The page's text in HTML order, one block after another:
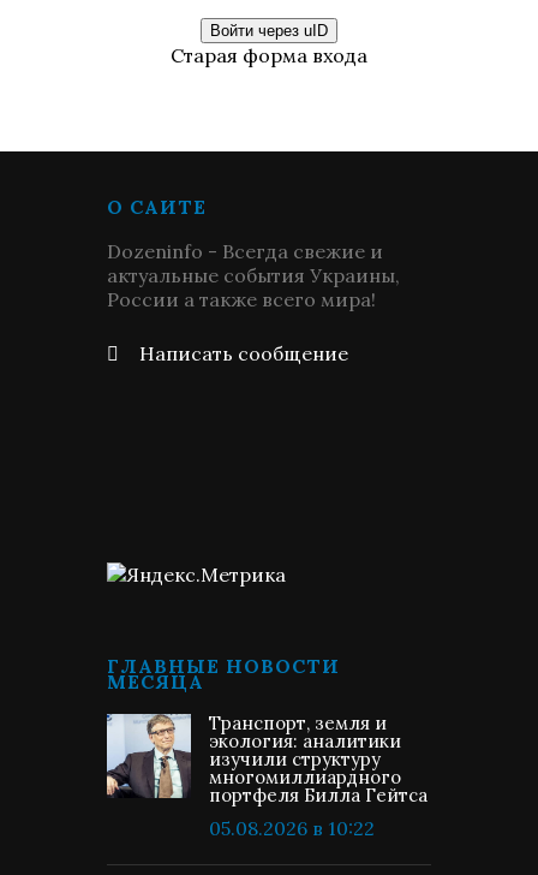
Войти через uID
Старая форма входа
О САЙТЕ
Dozeninfo - Всегда свежие и
актуальные события Украины,
России а также всего мира!
Написать сообщение
ГЛАВНЫЕ НОВОСТИ
МЕСЯЦА
Транспорт, земля и
экология: аналитики
изучили структуру
многомиллиардного
портфеля Билла Гейтса
05.08.2026 в 10:22